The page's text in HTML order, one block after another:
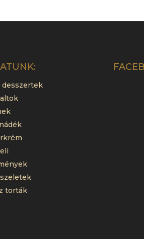
desszertek
torták